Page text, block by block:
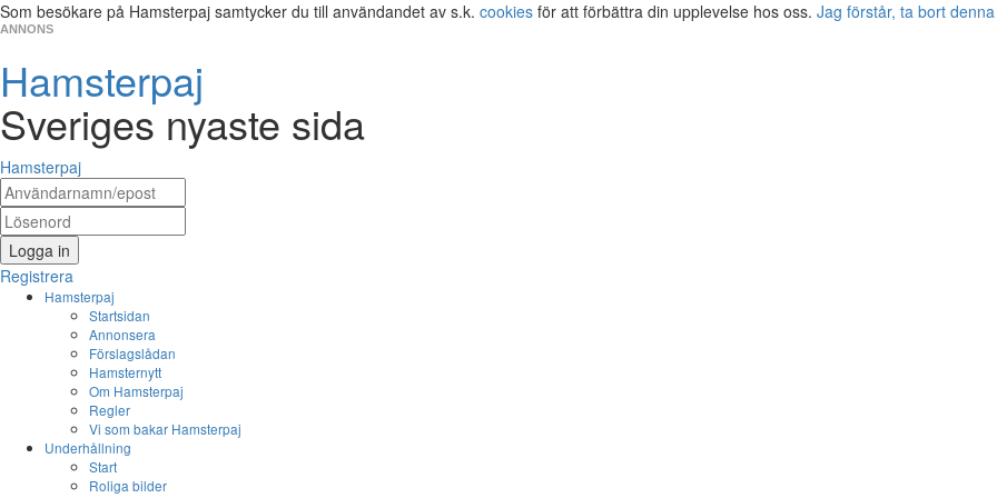
Som besökare på Hamsterpaj samtycker du till användandet av s.k. cookies för att förbättra din upplevelse hos oss. Jag förstår, ta bort
ANNONS
Hamsterpaj
Sveriges nyaste sida
Hamsterpaj
Logga in
Registrera
Hamsterpaj
Startsidan
Annonsera
Förslagslådan
Hamsternytt
Om Hamsterpaj
Regler
Vi som bakar Hamsterpaj
Underhållning
Start
Roliga bilder